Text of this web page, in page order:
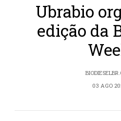
Ubrabio
edição da
03 AGO